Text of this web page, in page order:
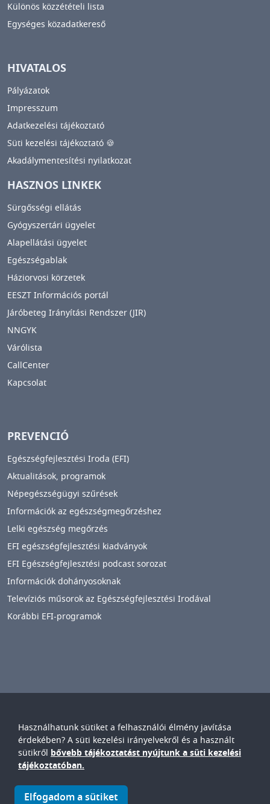
Használhatunk sütiket a felhasználói élmény javítása
érdekében? A süti kezelési irányelvekről és a használt
sütikről bővebb tájékoztatást nyújtunk a süti kezelési
tájékoztatóban.
Elfogadom a sütiket
IMAGE
Különös közzétételi lista
Egységes közadatkereső
HIVATALOS
Pályázatok
Impresszum
Adatkezelési tájékoztató
Süti kezelési tájékoztató 🍪
Akadálymentesítési nyilatkozat
HASZNOS LINKEK
Sürgősségi ellátás
Gyógyszertári ügyelet
Alapellátási ügyelet
Egészségablak
Háziorvosi körzetek
EESZT Információs portál
Járóbeteg Irányítási Rendszer (JIR)
NNGYK
Várólista
CallCenter
Kapcsolat
PREVENCIÓ
Egészségfejlesztési Iroda (EFI)
Aktualitások, programok
Népegészségügyi szűrések
Információk az egészségmegőrzéshez
Lelki egészség megőrzés
EFI egészségfejlesztési kiadványok
EFI Egészségfejlesztési podcast sorozat
Információk dohányosoknak
Televíziós műsorok az Egészségfejlesztési Irodával
Korábbi EFI-programok
Győr-Moson-Sopron Vármegyei
Petz Aladár
Egyetemi Oktató Kórház
© Győr-Moson-Sopron Vármegyei Petz Aladár Egyetemi Oktató